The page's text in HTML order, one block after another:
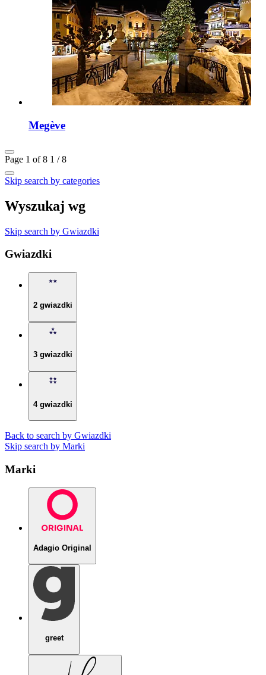
Megève
Page 1 of 8 1 / 8
Skip search by categories
Wyszukaj wg
Skip search by Gwiazdki
Gwiazdki
2 gwiazdki
3 gwiazdki
4 gwiazdki
Back to search by Gwiazdki
Skip search by Marki
Marki
Adagio Original
greet